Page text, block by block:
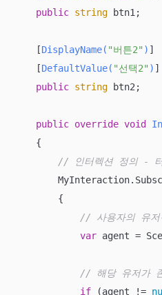
public string btn1;
    [
DisplayName( "버튼2" ) ]
    [
DefaultValue( "선택2" ) ]
public string btn2;
public override void
    {
// 인터렉션 정의 -
        {
// 사용자의 유저
var agent =
// 해당 유저가
if (agent !=